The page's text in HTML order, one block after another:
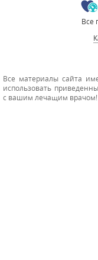
Все
Все материалы сайта
использовать
с вашим лечащим врачом!